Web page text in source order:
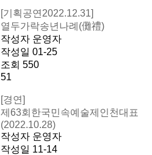
[기획공연2022.12.31]
열두가락송년나례(儺禮)
작성자 운영자
작성일 01-25
조회 550
51
[경연]
제63회한국민속예술제인천대표
(2022.10.28)
작성자 운영자
작성일 11-14